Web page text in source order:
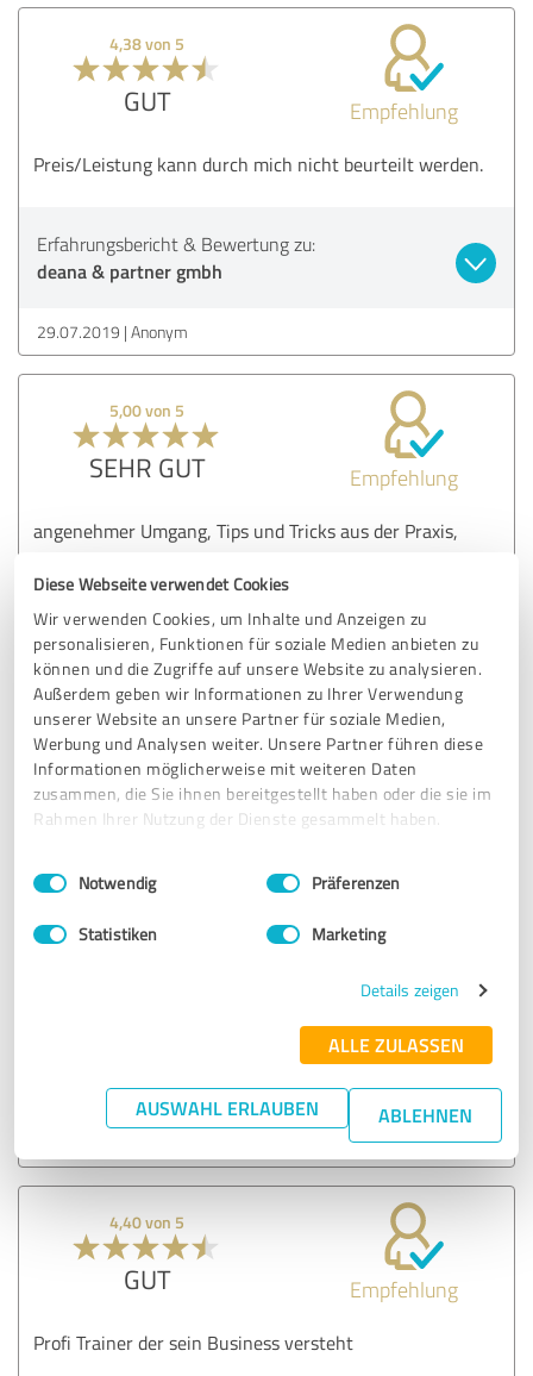
Diese Webseite verwendet Cookies
Wir verwenden Cookies, um Inhalte und Anzeigen zu
personalisieren, Funktionen für soziale Medien anbieten zu
können und die Zugriffe auf unsere Website zu analysieren.
Außerdem geben wir Informationen zu Ihrer Verwendung
unserer Website an unsere Partner für soziale Medien,
Werbung und Analysen weiter. Unsere Partner führen diese
Informationen möglicherweise mit weiteren Daten
zusammen, die Sie ihnen bereitgestellt haben oder die sie im
Rahmen Ihrer Nutzung der Dienste gesammelt haben.
Impressum Datenschutzbestimmungen
Einwilligungsauswahl
Notwendig Präferenzen
Statistiken Marketing
Details zeigen
ALLE ZULASSEN
AUSWAHL ERLAUBEN ABLEHNEN
4,38 von 5
GUT Empfehlung
Preis/Leistung kann durch mich nicht beurteilt werden.
Erfahrungsbericht & Bewertung zu:
deana & partner gmbh
29.07.2019 Anonym
5,00 von 5
SEHR GUT Empfehlung
angenehmer Umgang, Tips und Tricks aus der Praxis,
Erfahrungsbericht & Bewertung zu:
deana & partner gmbh
05.07.2019 J.
4,96 von 5
SEHR GUT
- Gute Zusammenfassung des Gesagten : Reduzierung auf
das Notwendige ( Bsp. Cockpit)
- Gurtes setzen von Impulsen, um Thematiken
Erfahrungsbericht & Bewertung zu:
deana & partner gmbh
4,40 von 5
GUT Empfehlung
Profi Trainer der sein Business versteht